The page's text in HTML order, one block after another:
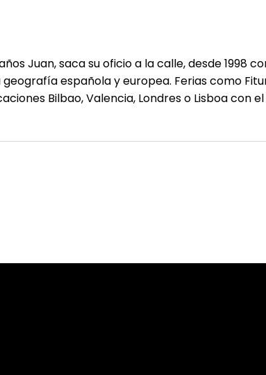
Juan, saca su oficio a la calle, desde 1998
española y europea. Ferias como
Bilbao, Valencia, Londres o Lisboa con